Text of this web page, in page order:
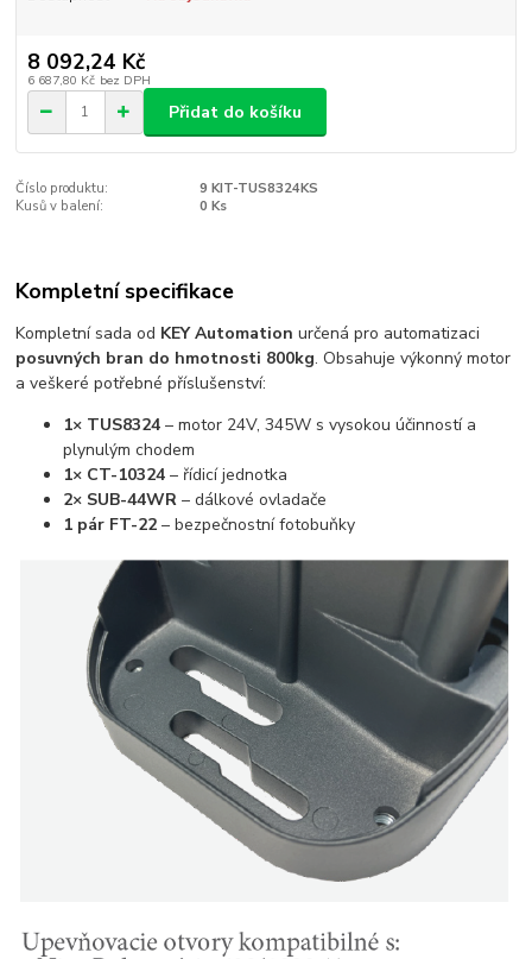
8 092,24 Kč
6 687,80 Kč bez DPH
Přidat do košíku
Číslo produktu:
9 KIT-TUS8324KS
Kusů v balení:
0 Ks
Kompletní specifikace
Kompletní sada od KEY Automation určená pro automatizaci
posuvných bran do hmotnosti 800kg. Obsahuje výkonný motor
a veškeré potřebné příslušenství:
1× TUS8324 – motor 24V, 345W s vysokou účinností a
plynulým chodem
1× CT-10324 – řídicí jednotka
2× SUB-44WR – dálkové ovladače
1 pár FT-22 – bezpečnostní fotobuňky